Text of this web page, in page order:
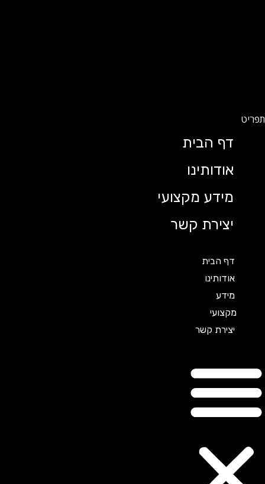
דף הבית
אודותינו
מידע מקצועי
יצירת קשר
דף הבית
אודותינו
מקצועי
יצירת קשר